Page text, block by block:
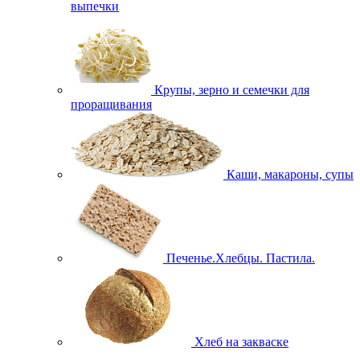
выпечки
Крупы, зерно и семечки для
проращивания
Каши, макароны, супы
Печенье.Хлебцы. Пастила.
Хлеб на закваске